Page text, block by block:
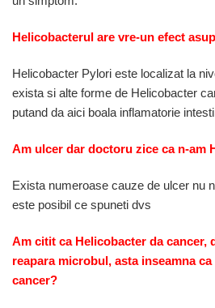
Helicobacterul are vre-un efect
Helicobacter Pylori este localizat la
exista si alte forme de Helicobacter
putand da aici boala inflamatorie
Am ulcer dar doctoru zice ca n-am
Exista numeroase cauze de ulcer nu
este posibil ce spuneti dvs
Am citit ca Helicobacter da cancer,
reapara microbul, asta inseamna
cancer?